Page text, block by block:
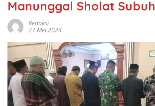
Manunggal Sholat Subuh
Redaksi
27 Mei 2024